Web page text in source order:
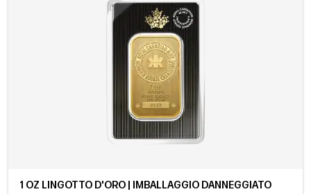
1 OZ LINGOTTO D'ORO | IMBALLAGGIO DANNEGGIATO